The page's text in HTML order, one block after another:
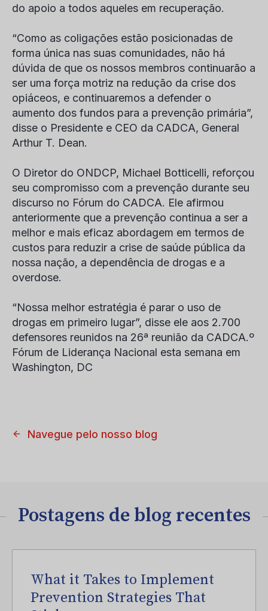
do apoio a todos aqueles em recuperação.
“Como as coligações estão posicionadas de
forma única nas suas comunidades, não há
dúvida de que os nossos membros continuarão a
ser uma força motriz na redução da crise dos
opiáceos, e continuaremos a defender o
aumento dos fundos para a prevenção primária”,
disse o Presidente e CEO da CADCA, General
Arthur T. Dean.
O Diretor do ONDCP, Michael Botticelli, reforçou
seu compromisso com a prevenção durante seu
discurso no Fórum do CADCA. Ele afirmou
anteriormente que a prevenção continua a ser a
melhor e mais eficaz abordagem em termos de
custos para reduzir a crise de saúde pública da
nossa nação, a dependência de drogas e a
overdose.
“Nossa melhor estratégia é parar o uso de
drogas em primeiro lugar”, disse ele aos 2.700
defensores reunidos na 26ª reunião da CADCA.º
Fórum de Liderança Nacional esta semana em
Washington, DC
Navegue pelo nosso blog
Postagens de blog recentes
What it Takes to Implement
Prevention Strategies That